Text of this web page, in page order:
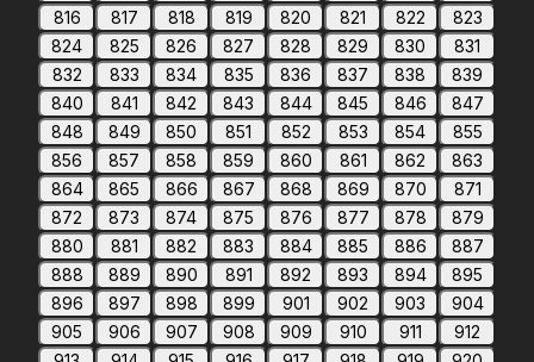
816
817 818 819 820 821 822
823
824
825 826 827 828 829 830
831
832
833 834 835 836 837 838
839
840
841 842 843 844 845 846
847
848
849 850 851 852 853 854
855
856
857 858 859 860 861 862
863
864
865 866 867 868 869 870
871
872
873 874 875 876 877 878
879
880
881 882 883 884 885 886
887
888
889 890 891 892 893 894
895
896
897 898 899 901 902 903
904
905
906 907 908 909 910 911
912